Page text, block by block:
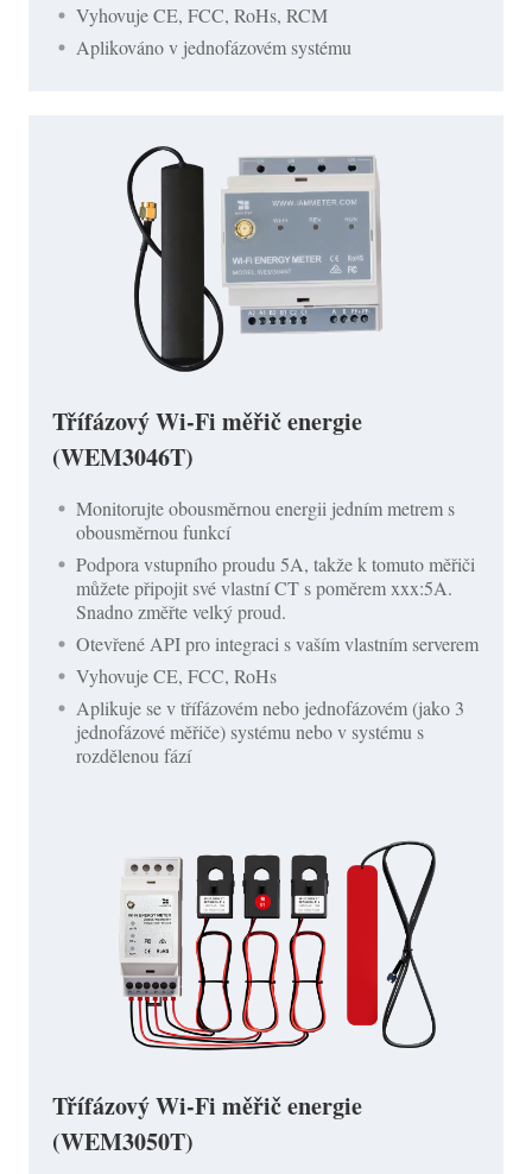
Vyhovuje CE, FCC, RoHs, RCM
Aplikováno v jednofázovém systému
Třífázový Wi-Fi měřič energie
(WEM3046T)
Monitorujte obousměrnou energii jedním metrem s
obousměrnou funkcí
Podpora vstupního proudu 5A, takže k tomuto měřiči
můžete připojit své vlastní CT s poměrem xxx:5A.
Snadno změřte velký proud.
Otevřené API pro integraci s vaším vlastním serverem
Vyhovuje CE, FCC, RoHs
Aplikuje se v třífázovém nebo jednofázovém (jako 3
jednofázové měřiče) systému nebo v systému s
rozdělenou fází
Třífázový Wi-Fi měřič energie
(WEM3050T)